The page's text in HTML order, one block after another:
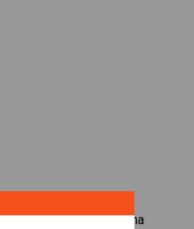
međunarodnih udjela na